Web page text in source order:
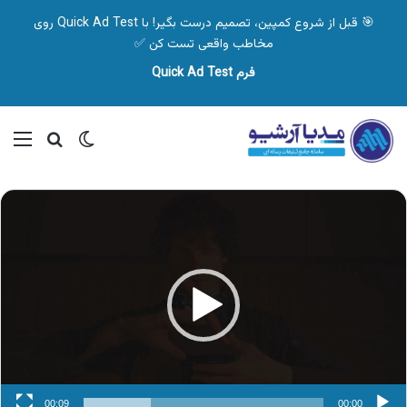
🎯 قبل از شروع کمپین، تصمیم درست بگیر! با Quick Ad Test روی
مخاطب واقعی تست کن ✅
فرم Quick Ad Test
تغییر پوسته
نمایشگر
ویدیو
00:00
00:09